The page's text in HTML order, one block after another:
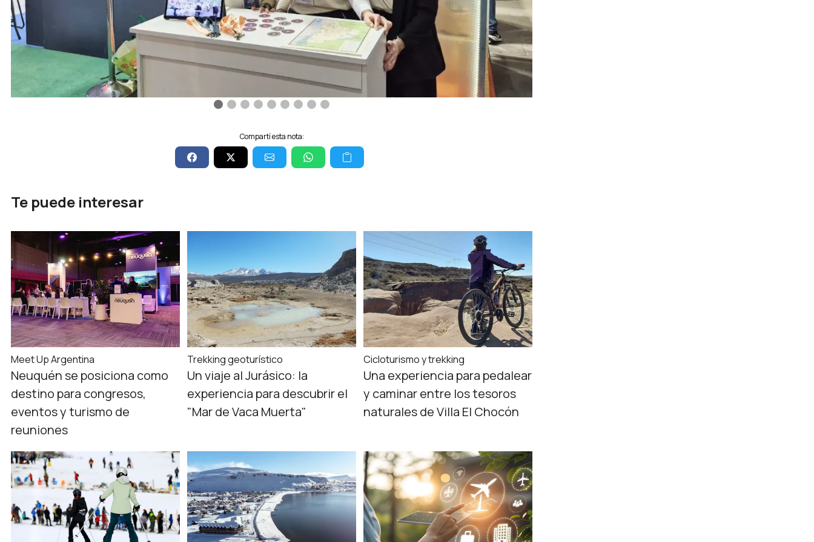
Compartí esta nota:
Te puede interesar
Meet Up Argentina
Neuquén se posiciona como
destino para congresos,
eventos y turismo de
reuniones
Trekking geoturístico
Un viaje al Jurásico: la
experiencia para descubrir el
"Mar de Vaca Muerta"
Cicloturismo y trekking
Una experiencia para pedalear
y caminar entre los tesoros
naturales de Villa El Chocón